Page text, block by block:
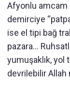
Afyonlu amcam
demirciye
ise el tipi bağ
pazara…
yumuşaklık, yol
devrilebilir Allah